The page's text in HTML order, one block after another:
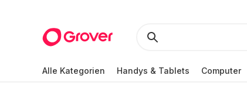
Alle Kategorien Handys & Tablets Computer